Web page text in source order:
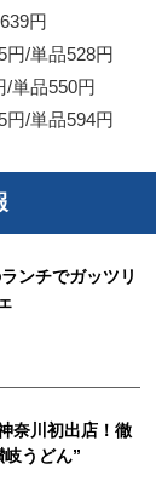
円
円/単品528円
/単品550円
円/単品594円
ンチでガッツリ
奈川初出店！徹
うどん”